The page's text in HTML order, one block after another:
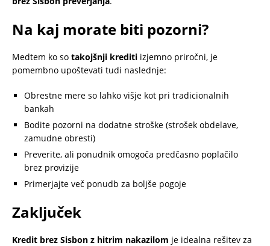
Na kaj morate biti pozorni?
Medtem ko so takojšnji krediti izjemno priročni, je
pomembno upoštevati tudi naslednje:
Obrestne mere so lahko višje kot pri tradicionalnih
bankah
Bodite pozorni na dodatne stroške (strošek obdelave,
zamudne obresti)
Preverite, ali ponudnik omogoča predčasno poplačilo
brez provizije
Primerjajte več ponudb za boljše pogoje
Zaključek
Kredit brez Sisbon z hitrim nakazilom je idealna rešitev za